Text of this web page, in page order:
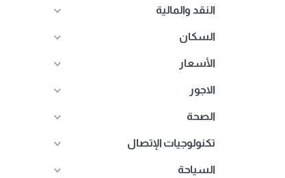
النقد والمالية
السكان
الأسعار
الاجور
الصحة
تكنولوجيات الإتصال
السياحة